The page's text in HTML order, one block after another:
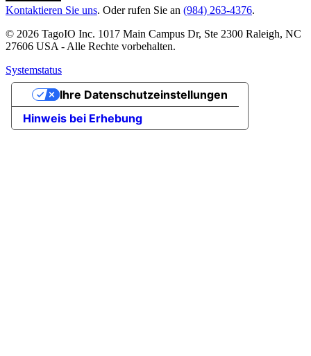
Kontaktieren Sie uns. Oder rufen Sie an (984) 263-4376.
© 2026 TagoIO Inc. 1017 Main Campus Dr, Ste 2300 Raleigh, NC
27606 USA - Alle Rechte vorbehalten.
Systemstatus
Hinweis bei Erhebung
Ihre Datenschutzeinstellungen